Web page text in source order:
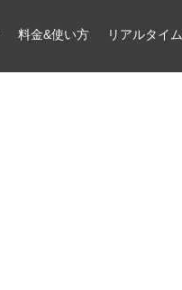
料金&使い方 リアルタイム